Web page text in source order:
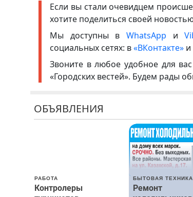
Если вы стали очевидцем
хотите поделиться своей
Мы доступны в WhatsApp и
социальных сетях: в«ВКонтакте»
Звоните в любое удобное для
«Городских вестей». Будем рады
ОБЪЯВЛЕНИЯ
РАБОТА
Контролеры
БЫТОВАЯ ТЕХНИКА
Ремонт